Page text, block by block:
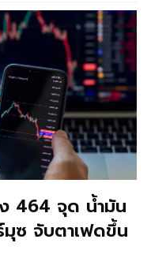
464 จุด น้ำมัน
ซ จับตาเฟดขึ้น